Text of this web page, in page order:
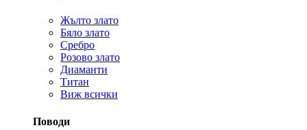
Жълто злато
Бяло злато
Сребро
Розово злато
Диаманти
Титан
Виж всички
Поводи